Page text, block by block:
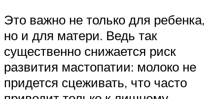
Это важно не только для ребенка,
но и для матери. Ведь так
существенно снижается риск
развития мастопатии: молоко не
придется сцеживать, что часто